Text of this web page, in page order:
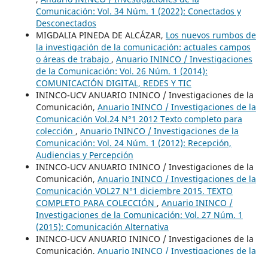
Comunicación: Vol. 34 Núm. 1 (2022): Conectados y
Desconectados
MIGDALIA PINEDA DE ALCÁZAR, Los nuevos rumbos de
la investigación de la comunicación: actuales campos
o áreas de trabajo , Anuario ININCO / Investigaciones
de la Comunicación: Vol. 26 Núm. 1 (2014):
COMUNICACIÓN DIGITAL, REDES Y TIC
ININCO-UCV ANUARIO ININCO / Investigaciones de la
Comunicación, Anuario ININCO / Investigaciones de la
Comunicación Vol.24 N°1 2012 Texto completo para
colección , Anuario ININCO / Investigaciones de la
Comunicación: Vol. 24 Núm. 1 (2012): Recepción,
Audiencias y Percepción
ININCO-UCV ANUARIO ININCO / Investigaciones de la
Comunicación, Anuario ININCO / Investigaciones de la
Comunicación VOL27 N°1 diciembre 2015. TEXTO
COMPLETO PARA COLECCIÓN , Anuario ININCO /
Investigaciones de la Comunicación: Vol. 27 Núm. 1
(2015): Comunicación Alternativa
ININCO-UCV ANUARIO ININCO / Investigaciones de la
Comunicación, Anuario ININCO / Investigaciones de la